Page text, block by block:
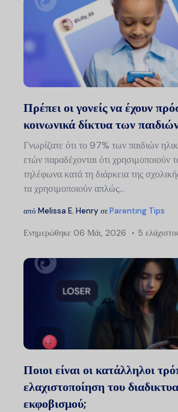
Πρέπει οι γονείς να έχουν
κοινωνικά δίκτυα των
Γνωρίζατε ότι το 97% των παιδιών
ετών παραδέχονται ότι χρησιμοποιούν
τηλέφωνα κατά τη διάρκεια της
τα χρησιμοποιούν απλώς...
από Melissa E. Henry σεParenting Tips
Ενημερώθηκε 06 Μάι, 2026 5
Ποιοι είναι οι κατάλληλοι
ελαχιστοποίηση του
εκφοβισμού;